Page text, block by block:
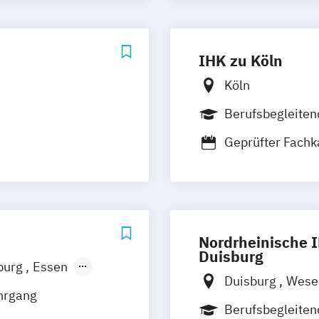
IHK zu Köln
Köln
Geprüfter
Essen
Nordrheinische
Duisburg
Duisburg